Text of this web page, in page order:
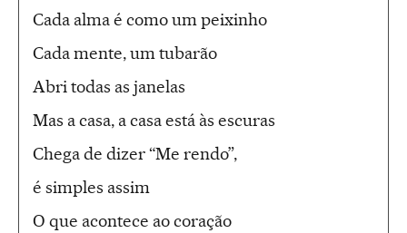
Cada alma é como um peixinho
Cada mente, um tubarão
Abri todas as janelas
Mas a casa, a casa está às escuras
Chega de dizer “Me rendo”,
é simples assim
O que acontece ao coração